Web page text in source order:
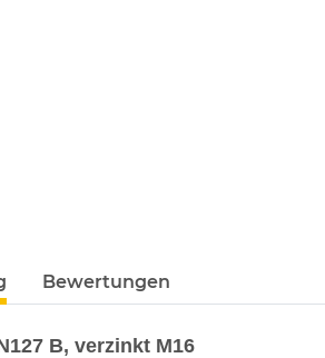
Bewertungen
B, verzinkt M16